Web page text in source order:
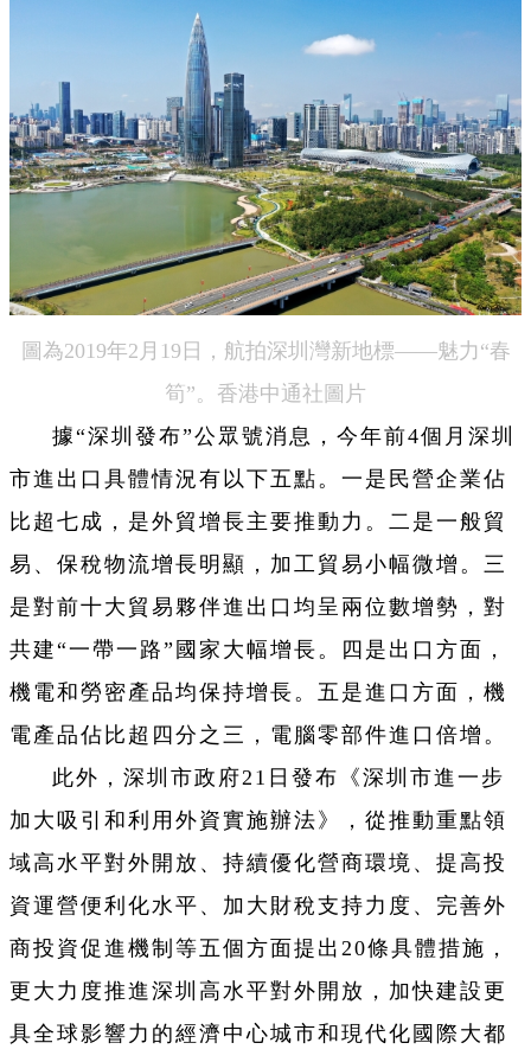
圖為2019年2月19日，航拍深圳灣新地標——魅力“春
筍”。香港中通社圖片
據“深圳發布”公眾號消息，今年前4個月深圳
市進出口具體情況有以下五點。一是民營企業佔
比超七成，是外貿增長主要推動力。二是一般貿
易、保稅物流增長明顯，加工貿易小幅微增。三
是對前十大貿易夥伴進出口均呈兩位數增勢，對
共建“一帶一路”國家大幅增長。四是出口方面，
機電和勞密產品均保持增長。五是進口方面，機
電產品佔比超四分之三，電腦零部件進口倍增。
此外，深圳市政府21日發布《深圳市進一步
加大吸引和利用外資實施辦法》，從推動重點領
域高水平對外開放、持續優化營商環境、提高投
資運營便利化水平、加大財稅支持力度、完善外
商投資促進機制等五個方面提出20條具體措施，
更大力度推進深圳高水平對外開放，加快建設更
具全球影響力的經濟中心城市和現代化國際大都